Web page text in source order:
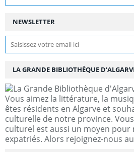
NEWSLETTER
LA GRANDE BIBLIOTHÈQUE
Vous aimez la littérature, la
êtes résidents en Algarve et
culturelle de notre province.
culturel est aussi un moyen
expatriés. Alors rejoignez-nous